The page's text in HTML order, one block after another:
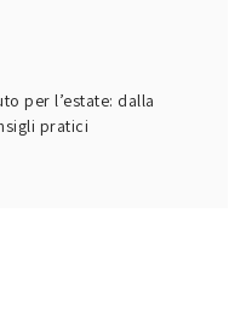
per l’estate: dalla
pratici